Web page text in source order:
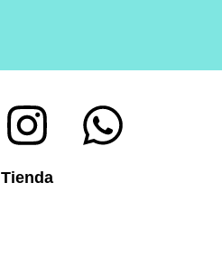
Tienda